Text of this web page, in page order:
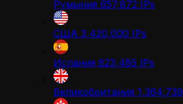
Румыния 657,872 IPs
США 3,420,000 IPs
Испания 823,485 IPs
Великобритания 1,364,739